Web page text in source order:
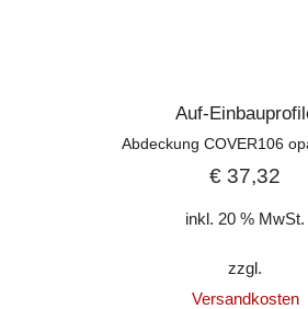
Auf-
Abdeckung COVER106
€ 37,32
inkl. 20 % MwSt.
zzgl.
Versandkosten